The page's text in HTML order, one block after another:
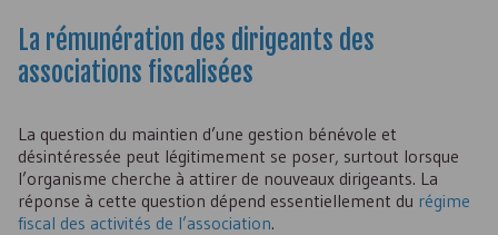
La rémunération des dirigeants des
associations fiscalisées
La question du maintien d’une gestion bénévole et
désintéressée peut légitimement se poser, surtout lorsque
l’organisme cherche à attirer de nouveaux dirigeants. La
réponse à cette question dépend essentiellement du régime
fiscal des activités de l’association.